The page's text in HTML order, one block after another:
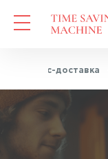
Экспресс-доставка